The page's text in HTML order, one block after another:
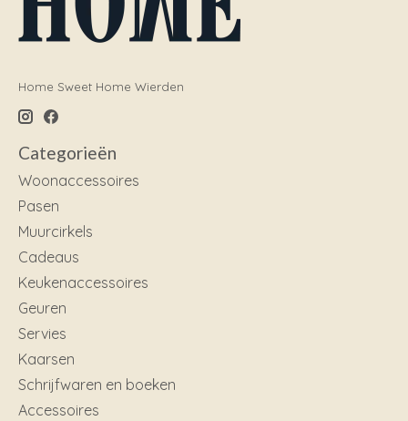
Home Sweet Home Wierden
Categorieën
Woonaccessoires
Pasen
Muurcirkels
Cadeaus
Keukenaccessoires
Geuren
Servies
Kaarsen
Schrijfwaren en boeken
Accessoires